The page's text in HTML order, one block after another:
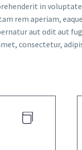
in
rem aperiam,
aut odit aut
consectetur,

